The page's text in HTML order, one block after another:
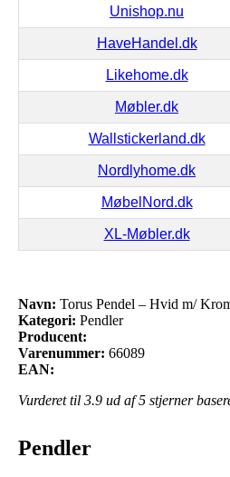
Unishop.nu
HaveHandel.dk
Likehome.dk
Møbler.dk
Wallstickerland.dk
Nordlyhome.dk
MøbelNord.dk
XL-Møbler.dk
Navn: Torus Pendel – Hvid m/
Kategori: Pendler
Producent:
Varenummer: 66089
EAN:
Vurderet til 3.9 ud af 5 stjerner
Pendler